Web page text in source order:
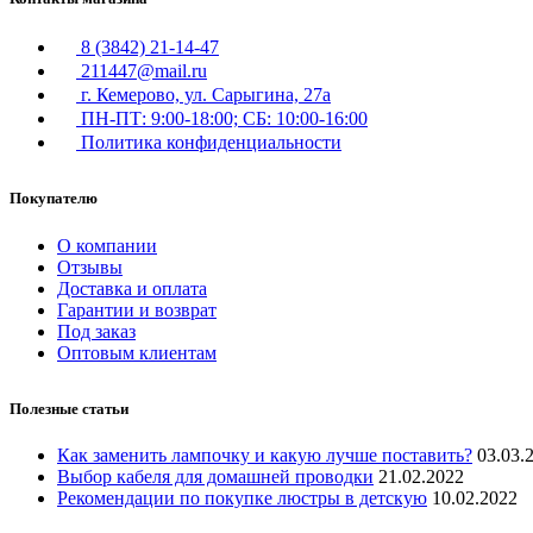
8 (3842) 21-14-47
211447@mail.ru
г. Кемерово, ул. Сарыгина, 27а
ПН-ПТ: 9:00-18:00; СБ: 10:00-16:00
Политика конфиденциальности
Покупателю
О компании
Отзывы
Доставка и оплата
Гарантии и возврат
Под заказ
Оптовым клиентам
Полезные статьи
Как заменить лампочку и какую лучше поставить?
Выбор кабеля для домашней проводки 21.02.2022
Рекомендации по покупке люстры в детскую 10.02.2022